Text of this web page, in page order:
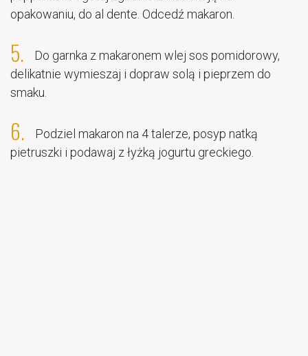
opakowaniu, do al dente. Odcedź makaron.
5.
Do garnka z makaronem wlej sos pomidorowy,
delikatnie wymieszaj i dopraw solą i pieprzem do
smaku.
6.
Podziel makaron na 4 talerze, posyp natką
pietruszki i podawaj z łyżką jogurtu greckiego.